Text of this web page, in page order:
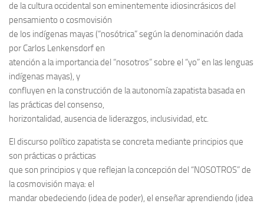
de la cultura occidental son eminentemente idiosincrásicos del
pensamiento o cosmovisión
de los indígenas mayas (“nosótrica” según la denominación dada
por Carlos Lenkensdorf en
atención a la importancia del “nosotros” sobre el “yo” en las lenguas
indígenas mayas), y
confluyen en la construcción de la autonomía zapatista basada en
las prácticas del consenso,
horizontalidad, ausencia de liderazgos, inclusividad, etc.
El discurso político zapatista se concreta mediante principios que
son prácticas o prácticas
que son principios y que reflejan la concepción del “NOSOTROS” de
la cosmovisión maya: el
mandar obedeciendo (idea de poder), el enseñar aprendiendo (idea